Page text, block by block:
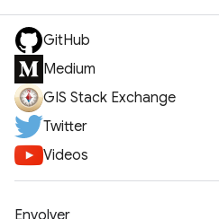
GitHub
Medium
GIS Stack Exchange
Twitter
Videos
Envolver